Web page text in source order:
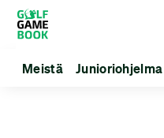
Meistä Junioriohjelma